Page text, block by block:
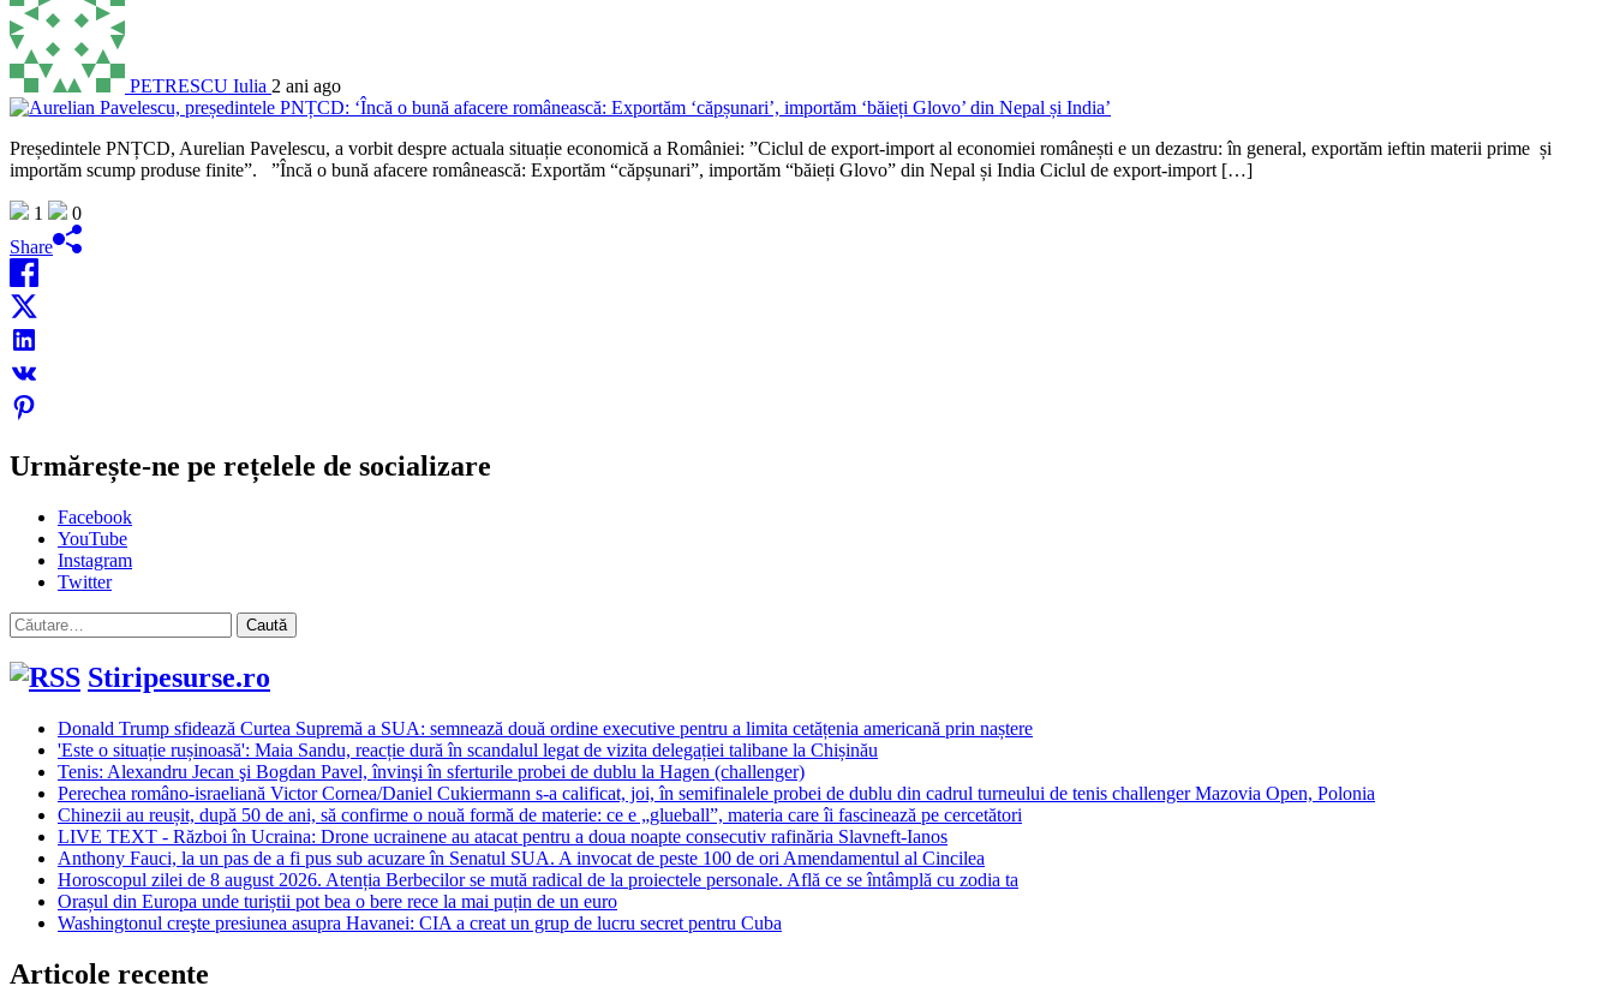
PETRESCU Iulia 2 ani ago
Președintele PNȚCD, Aurelian Pavelescu, a vorbit despre actuala situație economică a României: ”Ciclul de export-import al economiei românești e un dezastru: în general, exportăm ieftin materii prime și
importăm scump produse finite”. ”Încă o bună afacere românească: Exportăm “căpșunari”, importăm “băieți Glovo” din Nepal și India Ciclul de export-import […]
1
0
Share
Urmărește-ne pe rețelele de socializare
Facebook
YouTube
Instagram
Twitter
Caută
după:
Stiripesurse.ro
Donald Trump sfidează Curtea Supremă a SUA: semnează două ordine executive pentru a limita cetățenia americană prin naștere
'Este o situație rușinoasă': Maia Sandu, reacție dură în scandalul legat de vizita delegației talibane la Chișinău
Tenis: Alexandru Jecan şi Bogdan Pavel, învinşi în sferturile probei de dublu la Hagen (challenger)
Perechea româno-israeliană Victor Cornea/Daniel Cukiermann s-a calificat, joi, în semifinalele probei de dublu din cadrul turneului de tenis challenger Mazovia Open, Polonia
Chinezii au reușit, după 50 de ani, să confirme o nouă formă de materie: ce e „glueball”, materia care îi fascinează pe cercetători
LIVE TEXT - Război în Ucraina: Drone ucrainene au atacat pentru a doua noapte consecutiv rafinăria Slavneft-Ianos
Anthony Fauci, la un pas de a fi pus sub acuzare în Senatul SUA. A invocat de peste 100 de ori Amendamentul al Cincilea
Horoscopul zilei de 8 august 2026. Atenția Berbecilor se mută radical de la proiectele personale. Află ce se întâmplă cu zodia ta
Orașul din Europa unde turiștii pot bea o bere rece la mai puțin de un euro
Washingtonul creşte presiunea asupra Havanei: CIA a creat un grup de lucru secret pentru Cuba
Articole recente